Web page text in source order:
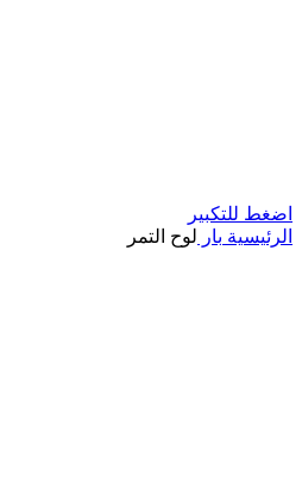
اضغط للتكبير
الرئيسية بار لوح التمر